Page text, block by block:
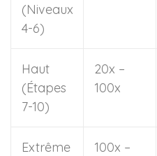
(Niveaux
4-6)
Haut
(Étapes
7-10)
20x –
100x
Extrême
100x –